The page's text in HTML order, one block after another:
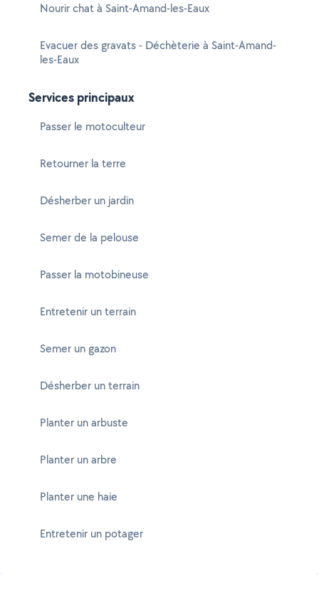
Nourir chat à Saint-Amand-les-Eaux
Evacuer des gravats - Déchèterie à Saint-Amand-
les-Eaux
Services principaux
Passer le motoculteur
Retourner la terre
Désherber un jardin
Semer de la pelouse
Passer la motobineuse
Entretenir un terrain
Semer un gazon
Désherber un terrain
Planter un arbuste
Planter un arbre
Planter une haie
Entretenir un potager